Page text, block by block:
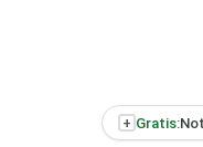
+ Gratis: